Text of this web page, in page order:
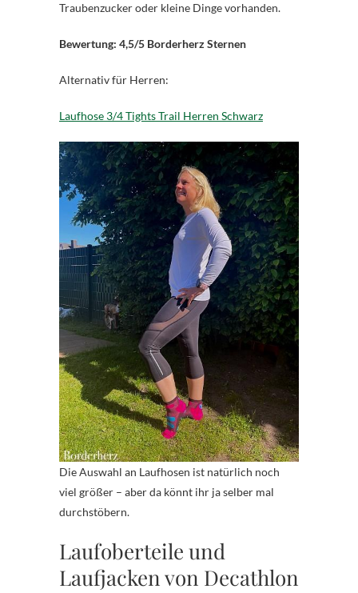
Traubenzucker oder kleine Dinge vorhanden.
Bewertung: 4,5/5 Borderherz Sternen
Alternativ für Herren:
Laufhose 3/4 Tights Trail Herren Schwarz
Die Auswahl an Laufhosen ist natürlich noch
viel größer – aber da könnt ihr ja selber mal
durchstöbern.
Laufoberteile und
Laufjacken von Decathlon